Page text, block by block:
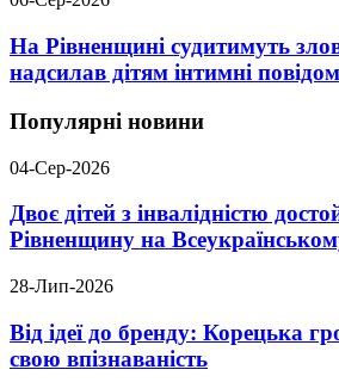
На Рівненщині судитимуть
надсилав дітям інтимні
Популярні новини
04-Сер-2026
Двоє дітей з інвалідністю
Рівненщину на
28-Лип-2026
Від ідеї до бренду: Корецька
свою впізнаваність